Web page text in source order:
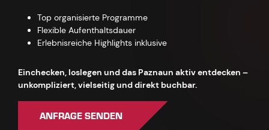
Top organisierte Programme
Flexible Aufenthaltsdauer
Erlebnisreiche Highlights inklusive
Einchecken, loslegen und das Paznaun aktiv entdecken –
unkompliziert, vielseitig und direkt buchbar.
ANFRAGE SENDEN